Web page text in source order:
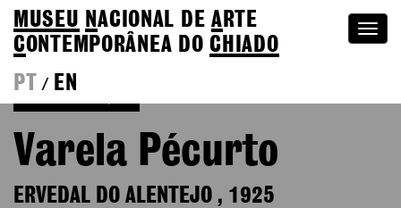
MUSEU NACIONAL DEA RTE
CONTEMPORÂNEA DOCHIADO
PT
/ EN
Varela Pécurto
ERVEDAL DO ALENTEJO , 1925